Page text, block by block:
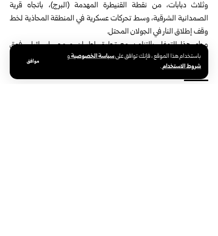
باستخدام هذا الموقع ، فإنك توافق علىسياسة الخصوصيةو
شروط الاستخدام.
موافق
وثلاث دبابات، من نقطة القنيطرة المهدمة (البرج)، باتجاه قرية
الصمدانية الشرقية، وسط تحركات عسكرية في المنطقة المحاذية لخط
وقف إطلاق النار في الجولان المحتل.
وجاء هذا التوغل بالتزامن مع تحليق لطيران مروحي إسرائيلي فوق
الشريط الحدودي الفاصل مع الجولان المحتل.